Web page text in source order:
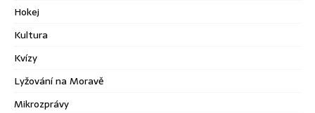
Hokej
Kultura
Kvízy
Lyžování na Moravě
Mikrozprávy